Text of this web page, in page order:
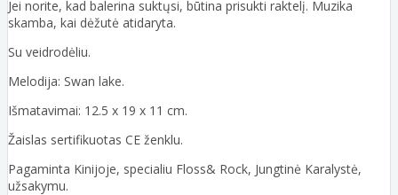
Jei norite, kad balerina suktųsi, būtina prisukti raktelį. Muzika
skamba, kai dėžutė atidaryta.
Su veidrodėliu.
Melodija: Swan lake.
Išmatavimai: 12.5 x 19 x 11 cm.
Žaislas sertifikuotas CE ženklu.
Pagaminta Kinijoje, specialiu Floss& Rock, Jungtinė Karalystė,
užsakymu.